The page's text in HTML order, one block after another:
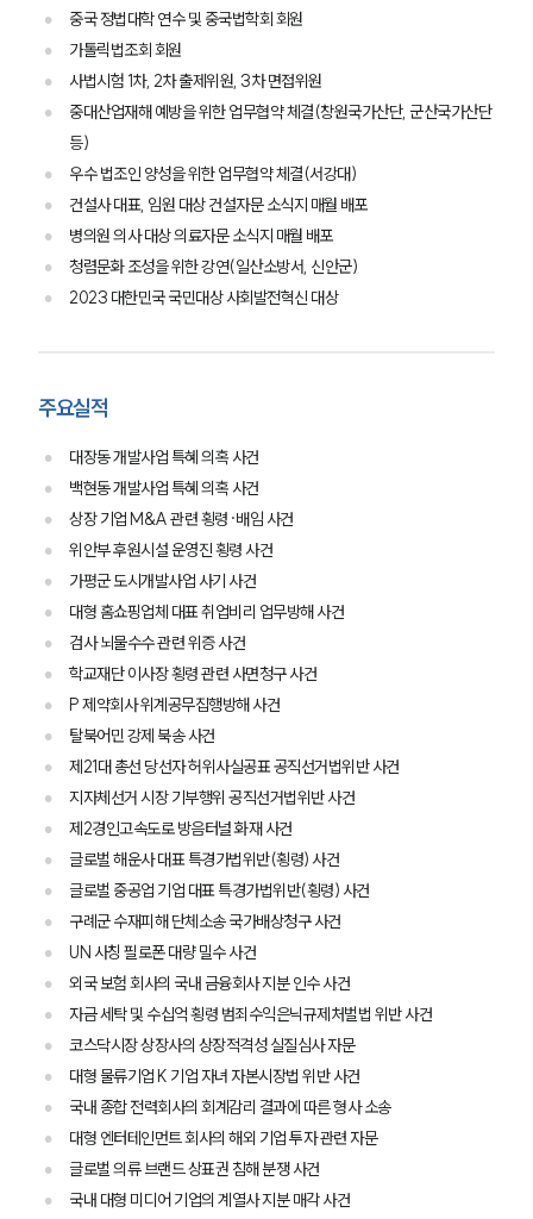
그룹소개
그룹소개
대륜의 강점
오시는 길
글로벌 파트너 로펌
고객의 소리
통합검색
AI대륜
업무사례
주요 업무사례
사례분석/최신동향
법률정보
법률지식인
고객후기
중국 정법대학 연수 및 중국법학회 회원
가톨릭법조회 회원
사법시험 1차, 2차 출제위원, 3차 면접위원
중대산업재해 예방을 위한 업무협약 체결(창원국가산단, 군산국가산단
등)
우수 법조인 양성을 위한 업무협약 체결(서강대)
건설사 대표, 임원 대상 건설자문 소식지 매월 배포
병의원 의사 대상 의료자문 소식지 매월 배포
청렴문화 조성을 위한 강연(일산소방서, 신안군)
2023 대한민국 국민대상 사회발전혁신 대상
주요실적
대장동 개발사업 특혜 의혹 사건
백현동 개발사업 특혜 의혹 사건
상장 기업 M&A 관련 횡령·배임 사건
위안부 후원시설 운영진 횡령 사건
가평군 도시개발사업 사기 사건
대형 홈쇼핑업체 대표 취업비리 업무방해 사건
검사 뇌물수수 관련 위증 사건
학교재단 이사장 횡령 관련 사면청구 사건
P 제약회사 위계공무집행방해 사건
탈북어민 강제 북송 사건
제21대 총선 당선자 허위사실공표 공직선거법위반 사건
지자체선거 시장 기부행위 공직선거법위반 사건
제2경인고속도로 방음터널 화재 사건
글로벌 해운사 대표 특경가법위반(횡령) 사건
글로벌 중공업 기업 대표 특경가법위반(횡령) 사건
구례군 수재피해 단체소송 국가배상청구 사건
UN 사칭 필로폰 대량 밀수 사건
외국 보험 회사의 국내 금융회사 지분 인수 사건
자금 세탁 및 수십억 횡령 범죄수익은닉규제처벌법 위반 사건
코스닥시장 상장사의 상장적격성 실질심사 자문
대형 물류기업 K 기업 자녀 자본시장법 위반 사건
국내 종합 전력회사의 회계감리 결과에 따른 형사 소송
대형 엔터테인먼트 회사의 해외 기업 투자 관련 자문
글로벌 의류 브랜드 상표권 침해 분쟁 사건
국내 대형 미디어 기업의 계열사 지분 매각 사건